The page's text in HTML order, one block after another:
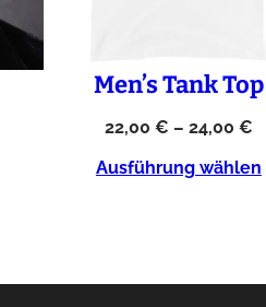
Men’s Tank Top
22,00 € – 24,00 €
Ausführung wählen